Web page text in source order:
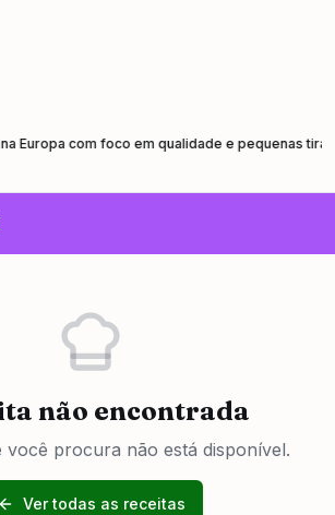
com foco em qualidade e pequenas tiragens
não encontrada
você procura não está disponível.
Ver todas as receitas